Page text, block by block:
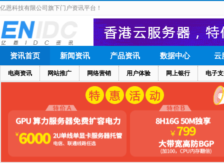
亿恩科技有限公司旗下门户资讯平台！
资讯首页
电商资讯 网站推广 网络营销 用户体验 网上银行 电子
新闻资讯 产品资讯 数据中心 云